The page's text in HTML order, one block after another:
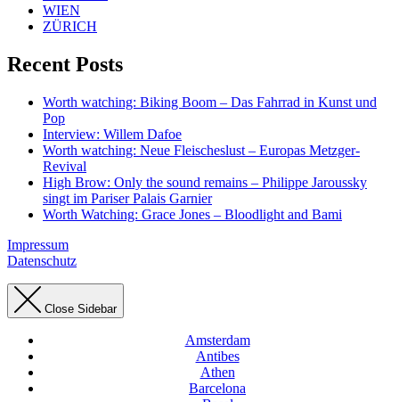
WIEN
ZÜRICH
Recent Posts
Worth watching: Biking Boom – Das Fahrrad in Kunst und
Pop
Interview: Willem Dafoe
Worth watching: Neue Fleischeslust – Europas Metzger-
Revival
High Brow: Only the sound remains – Philippe Jaroussky
singt im Pariser Palais Garnier
Worth Watching: Grace Jones – Bloodlight and Bami
Impressum
Datenschutz
Close Sidebar
Amsterdam
Antibes
Athen
Barcelona